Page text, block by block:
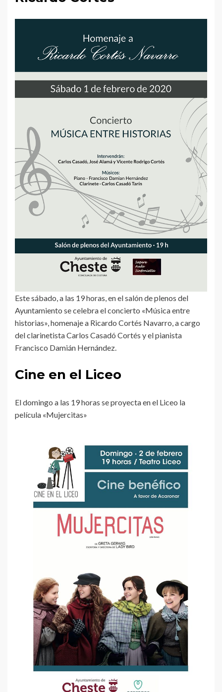
Este sábado, a las 19 horas, en el salón de plenos del
Ayuntamiento se celebra el concierto «Música entre
historias», homenaje a Ricardo Cortés Navarro, a cargo
del clarinetista Carlos Casadó Cortés y el pianista
Francisco Damián Hernández.
Cine en el Liceo
El domingo a las 19 horas se proyecta en el Liceo la
película «Mujercitas»